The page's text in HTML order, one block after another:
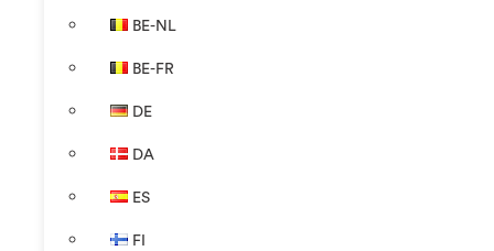
BE-NL
BE-FR
DE
DA
ES
FI